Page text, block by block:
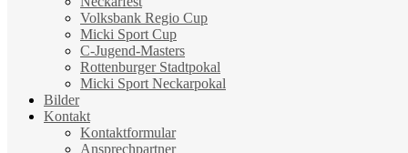
Volksbank Regio Cup
Micki Sport Cup
C-Jugend-Masters
Rottenburger Stadtpokal
Micki Sport Neckarpokal
Bilder
Kontakt
Kontaktformular
Ansprechpartner